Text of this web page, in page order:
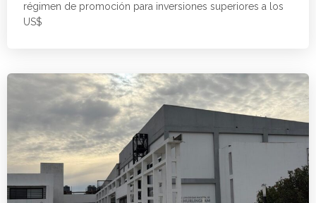
régimen de promoción para inversiones superiores a los
US$